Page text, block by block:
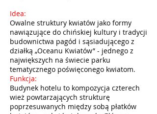
Idea:
Owalne struktury kwiatów jako formy
nawiązujące do chińskiej kultury i tradycji
budownictwa pagód i sąsiadującego z
działką „Oceanu Kwiatów” - jednego z
największych na świecie parku
tematycznego poświęconego kwiatom.
Funkcja:
Budynek hotelu to kompozycja czterech
wież powtarzających strukturę
poprzesuwanych między sobą płatków